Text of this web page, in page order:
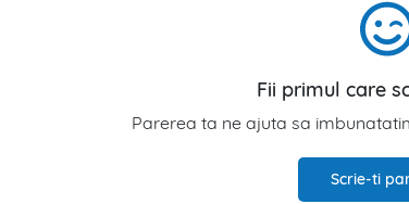
Fii primul care
Parerea ta ne ajuta sa
Scrie-ti